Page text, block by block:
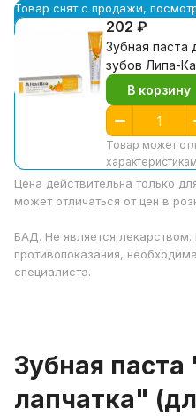
Товар снят с продажи,
202 ₽
Зубная паста
зубов Липа-
В корзину
Товар может
Цена действительна только
может отличаться от цен в
БАД. Не является
противопоказания,
специалиста.
Зубная
лапчатка"